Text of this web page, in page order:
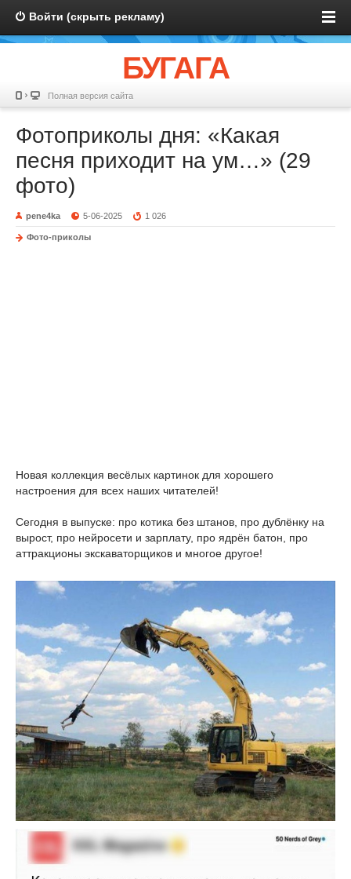
Войти (скрыть рекламу)
БУГАГА
Полная версия сайта
Фотоприколы дня: «Какая
песня приходит на ум…» (29
фото)
pene4ka 5-06-2025 1 026
Фото-приколы
Новая коллекция весёлых картинок для хорошего
настроения для всех наших читателей!
Сегодня в выпуске: про котика без штанов, про дублёнку на
вырост, про нейросети и зарплату, про ядрён батон, про
аттракционы экскаваторщиков и многое другое!